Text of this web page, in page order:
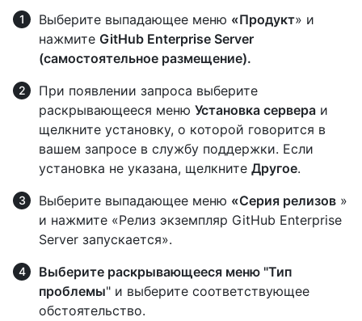
Выберите выпадающее меню «Продукт» и
нажмите GitHub Enterprise Server
(самостоятельное размещение).
При появлении запроса выберите
раскрывающееся меню Установка сервера и
щелкните установку, о которой говорится в
вашем запросе в службу поддержки. Если
установка не указана, щелкните Другое.
Выберите выпадающее меню «Серия релизов »
и нажмите «Релиз экземпляр GitHub Enterprise
Server запускается».
Выберите раскрывающееся меню "Тип
проблемы" и выберите соответствующее
обстоятельство.